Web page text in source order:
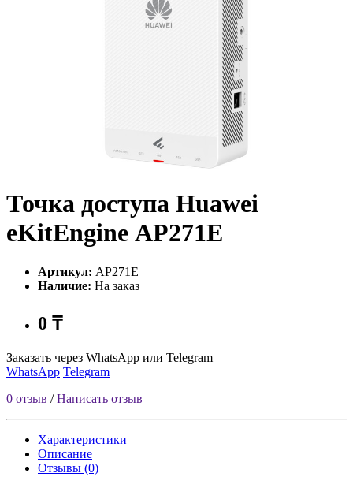
Точка доступа Huawei
еKitЕnginе AP271E
Артикул: AP271E
Наличие: На заказ
0 ₸
Заказать через WhatsApp или Telegram
WhatsApp Telegram
0 отзыв /Написать отзыв
Характеристики
Описание
Отзывы (0)